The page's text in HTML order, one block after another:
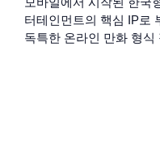
터테인먼트의 핵심 IP로
독특한 온라인 만화 형식